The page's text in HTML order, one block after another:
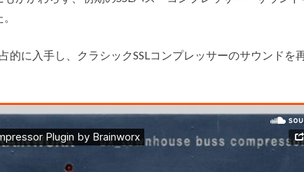
的に入手し、クラシックSSLコンプレッサーのサウンドを